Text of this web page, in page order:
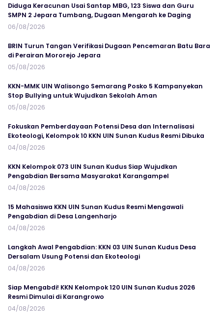
Diduga Keracunan Usai Santap MBG, 123 Siswa dan Guru
SMPN 2 Jepara Tumbang, Dugaan Mengarah ke Daging
06/08/2026
BRIN Turun Tangan Verifikasi Dugaan Pencemaran Batu Bara
di Perairan Mororejo Jepara
05/08/2026
KKN-MMK UIN Walisongo Semarang Posko 5 Kampanyekan
Stop Bullying untuk Wujudkan Sekolah Aman
05/08/2026
Fokuskan Pemberdayaan Potensi Desa dan Internalisasi
Ekoteologi, Kelompok 10 KKN UIN Sunan Kudus Resmi Dibuka
04/08/2026
KKN Kelompok 073 UIN Sunan Kudus Siap Wujudkan
Pengabdian Bersama Masyarakat Karangampel
04/08/2026
15 Mahasiswa KKN UIN Sunan Kudus Resmi Mengawali
Pengabdian di Desa Langenharjo
04/08/2026
Langkah Awal Pengabdian: KKN 03 UIN Sunan Kudus Desa
Dersalam Usung Potensi dan Ekoteologi
04/08/2026
Siap Mengabdi! KKN Kelompok 120 UIN Sunan Kudus 2026
Resmi Dimulai di Karangrowo
04/08/2026